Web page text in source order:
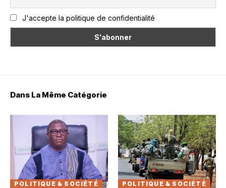
J'accepte la politique de confidentialité
Dans La Même Catégorie
POLITIQUE & SOCIÉTÉ POLITIQUE & SOCIÉTÉ